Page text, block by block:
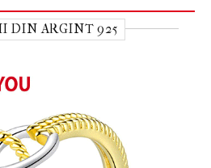
DIN ARGINT 925